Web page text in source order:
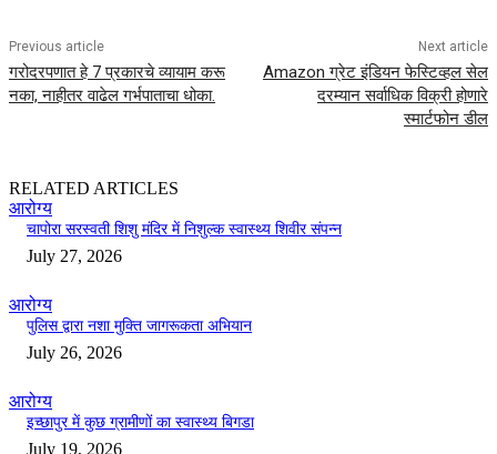
Previous article
गरोदरपणात हे 7 प्रकारचे व्यायाम करू
नका, नाहीतर वाढेल गर्भपाताचा धोका.
Next article
Amazon ग्रेट इंडियन फेस्टिव्हल सेल
दरम्यान सर्वाधिक विक्री होणारे
स्मार्टफोन डील
RELATED ARTICLES
आरोग्य
चापोरा सरस्वती शिशु मंदिर में निशुल्क स्वास्थ्य शिवीर संपन्न
July 27, 2026
आरोग्य
पुलिस द्वारा नशा मुक्ति जागरूकता अभियान
July 26, 2026
आरोग्य
इच्छापुर में कुछ ग्रामीणों का स्वास्थ्य बिगडा
July 19, 2026